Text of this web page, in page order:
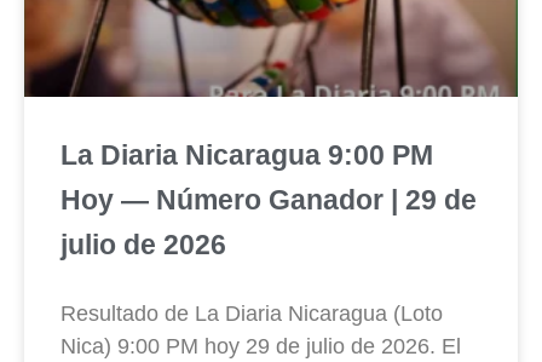
La Diaria Nicaragua 9:00 PM
Hoy — Número Ganador | 29 de
julio de 2026
Resultado de La Diaria Nicaragua (Loto
Nica) 9:00 PM hoy 29 de julio de 2026. El